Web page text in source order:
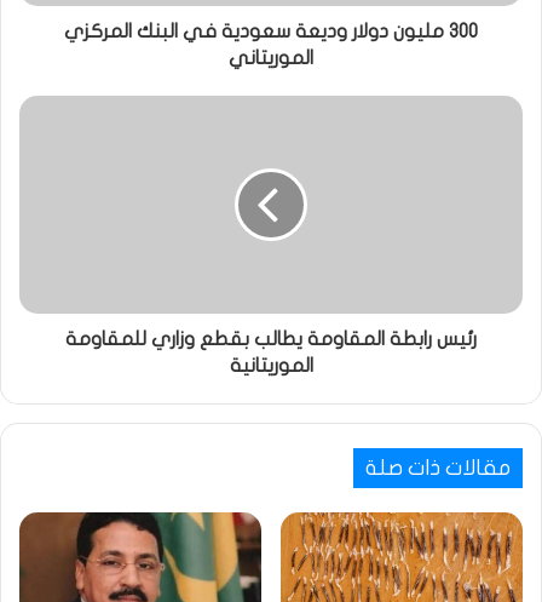
300 مليون دولار وديعة سعودية في البنك المركزي
الموريتاني
رئيس رابطة المقاومة يطالب بقطع وزاري للمقاومة
الموريتانية
مقالات ذات صلة